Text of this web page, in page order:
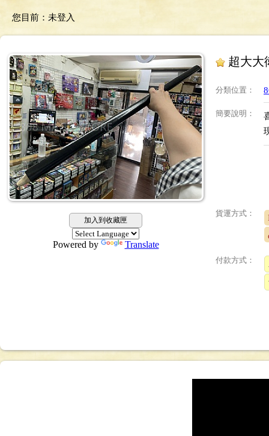
您目前： 未登入
加入到收藏匣
Powered by Translate
超大大
分類位置 ：
簡要說明 ：
貨運方式：
付款方式：